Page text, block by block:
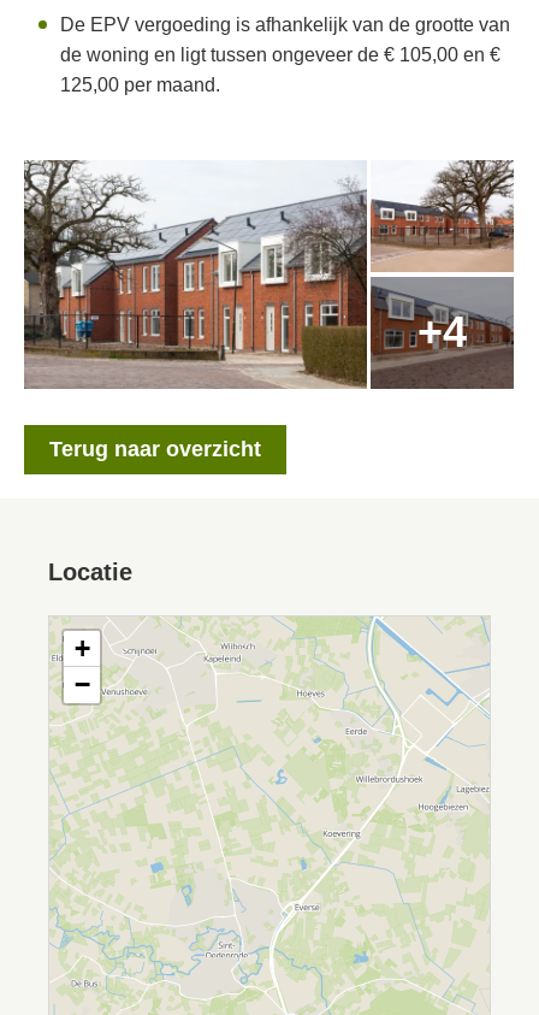
De EPV vergoeding is afhankelijk van de grootte van
de woning en ligt tussen ongeveer de € 105,00 en €
125,00 per maand.
Terug naar overzicht
Locatie
+
−